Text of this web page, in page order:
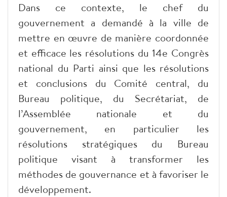
Dans ce contexte, le chef du
gouvernement a demandé à la ville de
mettre en œuvre de manière coordonnée
et efficace les résolutions du 14e Congrès
national du Parti ainsi que les résolutions
et conclusions du Comité central, du
Bureau politique, du Secrétariat, de
l’Assemblée nationale et du
gouvernement, en particulier les
résolutions stratégiques du Bureau
politique visant à transformer les
méthodes de gouvernance et à favoriser le
développement.